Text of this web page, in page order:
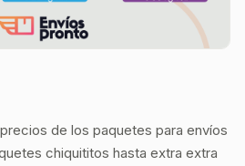
de los paquetes para envíos
chiquititos hasta extra extra